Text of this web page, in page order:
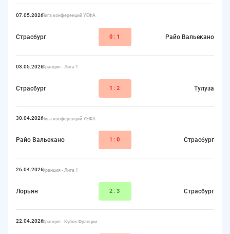
07.05.2026Лига конференций УЕФА
Страсбург 0:1 Райо Вальекано
03.05.2026Франция - Лига 1
Страсбург 1:2 Тулуза
30.04.2026Лига конференций УЕФА
Райо Вальекано 1: 0 Страсбург
26.04.2026Франция - Лига 1
Лорьян 2: 3 Страсбург
22.04.2026Франция - Кубок Франции